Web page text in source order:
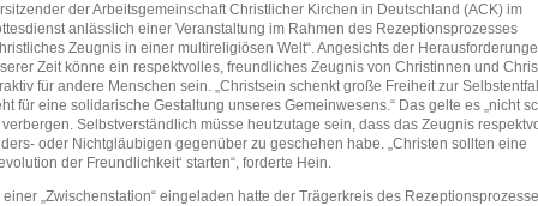
der Arbeitsgemeinschaft Christlicher Kirchen in Deutschland (ACK) im
anlässlich einer Veranstaltung im Rahmen des Rezeptionsprozesses
Zeugnis in einer multireligiösen Welt“. Angesichts der
Zeit könne ein respektvolles, freundliches Zeugnis von Christinnen und
für andere Menschen sein. „Christsein schenkt große Freiheit zur
für eine solidarische Gestaltung unseres Gemeinwesens.“ Das gelte es „nicht
verbergen. Selbstverständlich müsse heutzutage sein, dass das Zeugnis
oder Nichtgläubigen gegenüber zu geschehen habe. „Christen sollten eine
der Freundlichkeit‘ starten“, forderte Hein.
einer „Zwischenstation“ eingeladen hatte der Trägerkreis des